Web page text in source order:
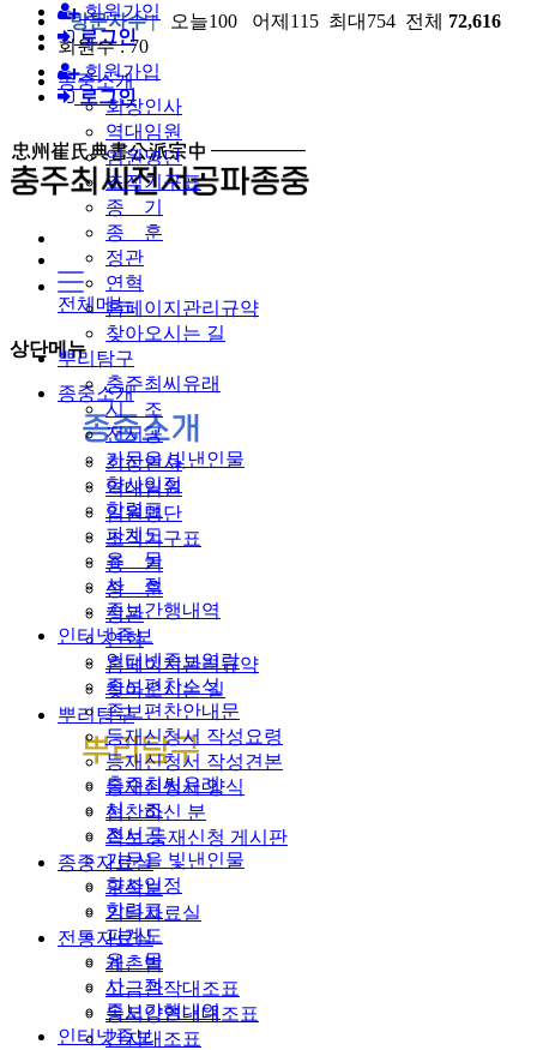
방문자수 |오늘100 어제115 최대754 전체 72,616
회원수 : 70
회원가입
로그인
전체메뉴
상단메뉴
종중소개
회장인사
역대임원
임원명단
조직기구표
종 기
종 훈
정관
연혁
홈페이지관리규약
찾아오시는 길
뿌리탐구
충주최씨유래
시 조
전서공
가문을 빛낸인물
향사일정
항렬표
파계도
유 물
사 적
족보간행내역
인터넷족보
회원가입
로그인
종중소개
회장인사
역대임원
임원명단
조직기구표
종 기
종 훈
정관
연혁
홈페이지관리규약
찾아오시는 길
뿌리탐구
충주최씨유래
시 조
전서공
가문을 빛낸인물
향사일정
항렬표
파계도
유 물
사 적
족보간행내역
인터넷족보
인터넷족보열람
족보편찬소식
족보편찬안내문
등재신청서 작성요령
등재신청서 작성견본
등재신청서 양식
협찬하신 분
족보 등재신청 게시판
종중자료실
구족보
기타자료실
전통자료실
계촌법
고금관작대조표
동서양연대대조표
간지대조표